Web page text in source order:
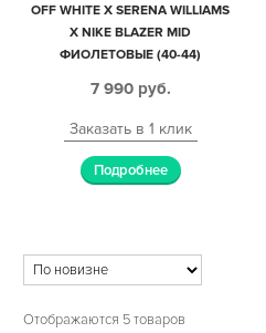
OFF WHITE X SERENA WILLIAMS
X NIKE BLAZER MID
ФИОЛЕТОВЫЕ (40-44)
7 990 руб.
Заказать в 1 клик
Подробнее
Отображаются 5 товаров